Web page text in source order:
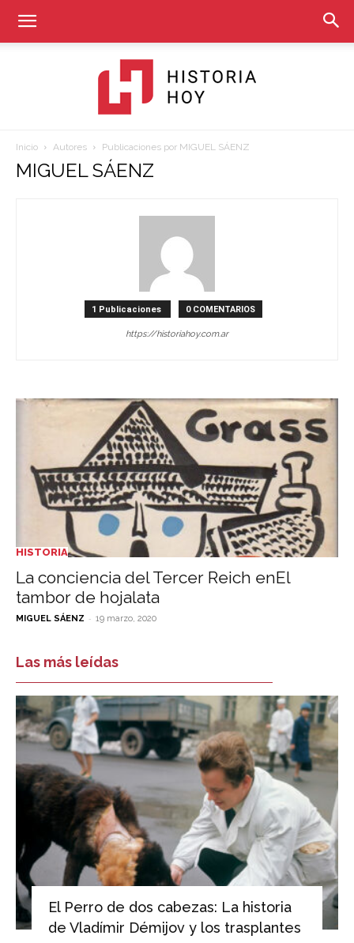
Historia
Inicio Autores Publicaciones por MIGUEL SÁENZ
MIGUEL SÁENZ
1 Publicaciones 0 COMENTARIOS
https://historiahoy.com.ar
HISTORIA
La conciencia del Tercer Reich enEl
tambor de hojalata
MIGUEL SÁENZ - 19 marzo, 2020
Las más leídas
El Perro de dos cabezas: La historia
de Vladímir Démijov y los trasplantes